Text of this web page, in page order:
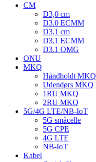
CM
D3,0 cm
D3.0 ECMM
D3,1 cm
D3.1 ECMM
D3.1 OMG
ONU
MKQ
Håndholdt MKQ
Udendørs MKQ
1RU MKQ
2RU MKQ
5G/4G LTE/NB-IoT
5G småcelle
5G CPE
4G LTE
NB-IoT
Kabel